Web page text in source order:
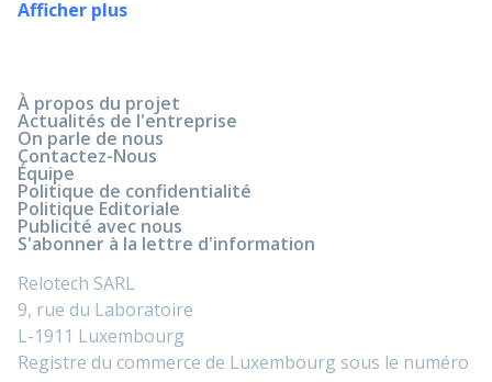
Afficher plus
À propos du projet
Actualités de l'entreprise
On parle de nous
Contactez-Nous
Équipe
Politique de confidentialité
Politique Editoriale
Publicité avec nous
S'abonner à la lettre d'information
Relotech SARL
9, rue du Laboratoire
L-1911 Luxembourg
Registre du commerce de Luxembourg sous le numéro